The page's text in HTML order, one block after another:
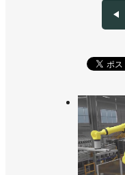
>>ABBのロボティ
>>ラボラトリーオ
>>小型ロボット「
>>協働ロボットと